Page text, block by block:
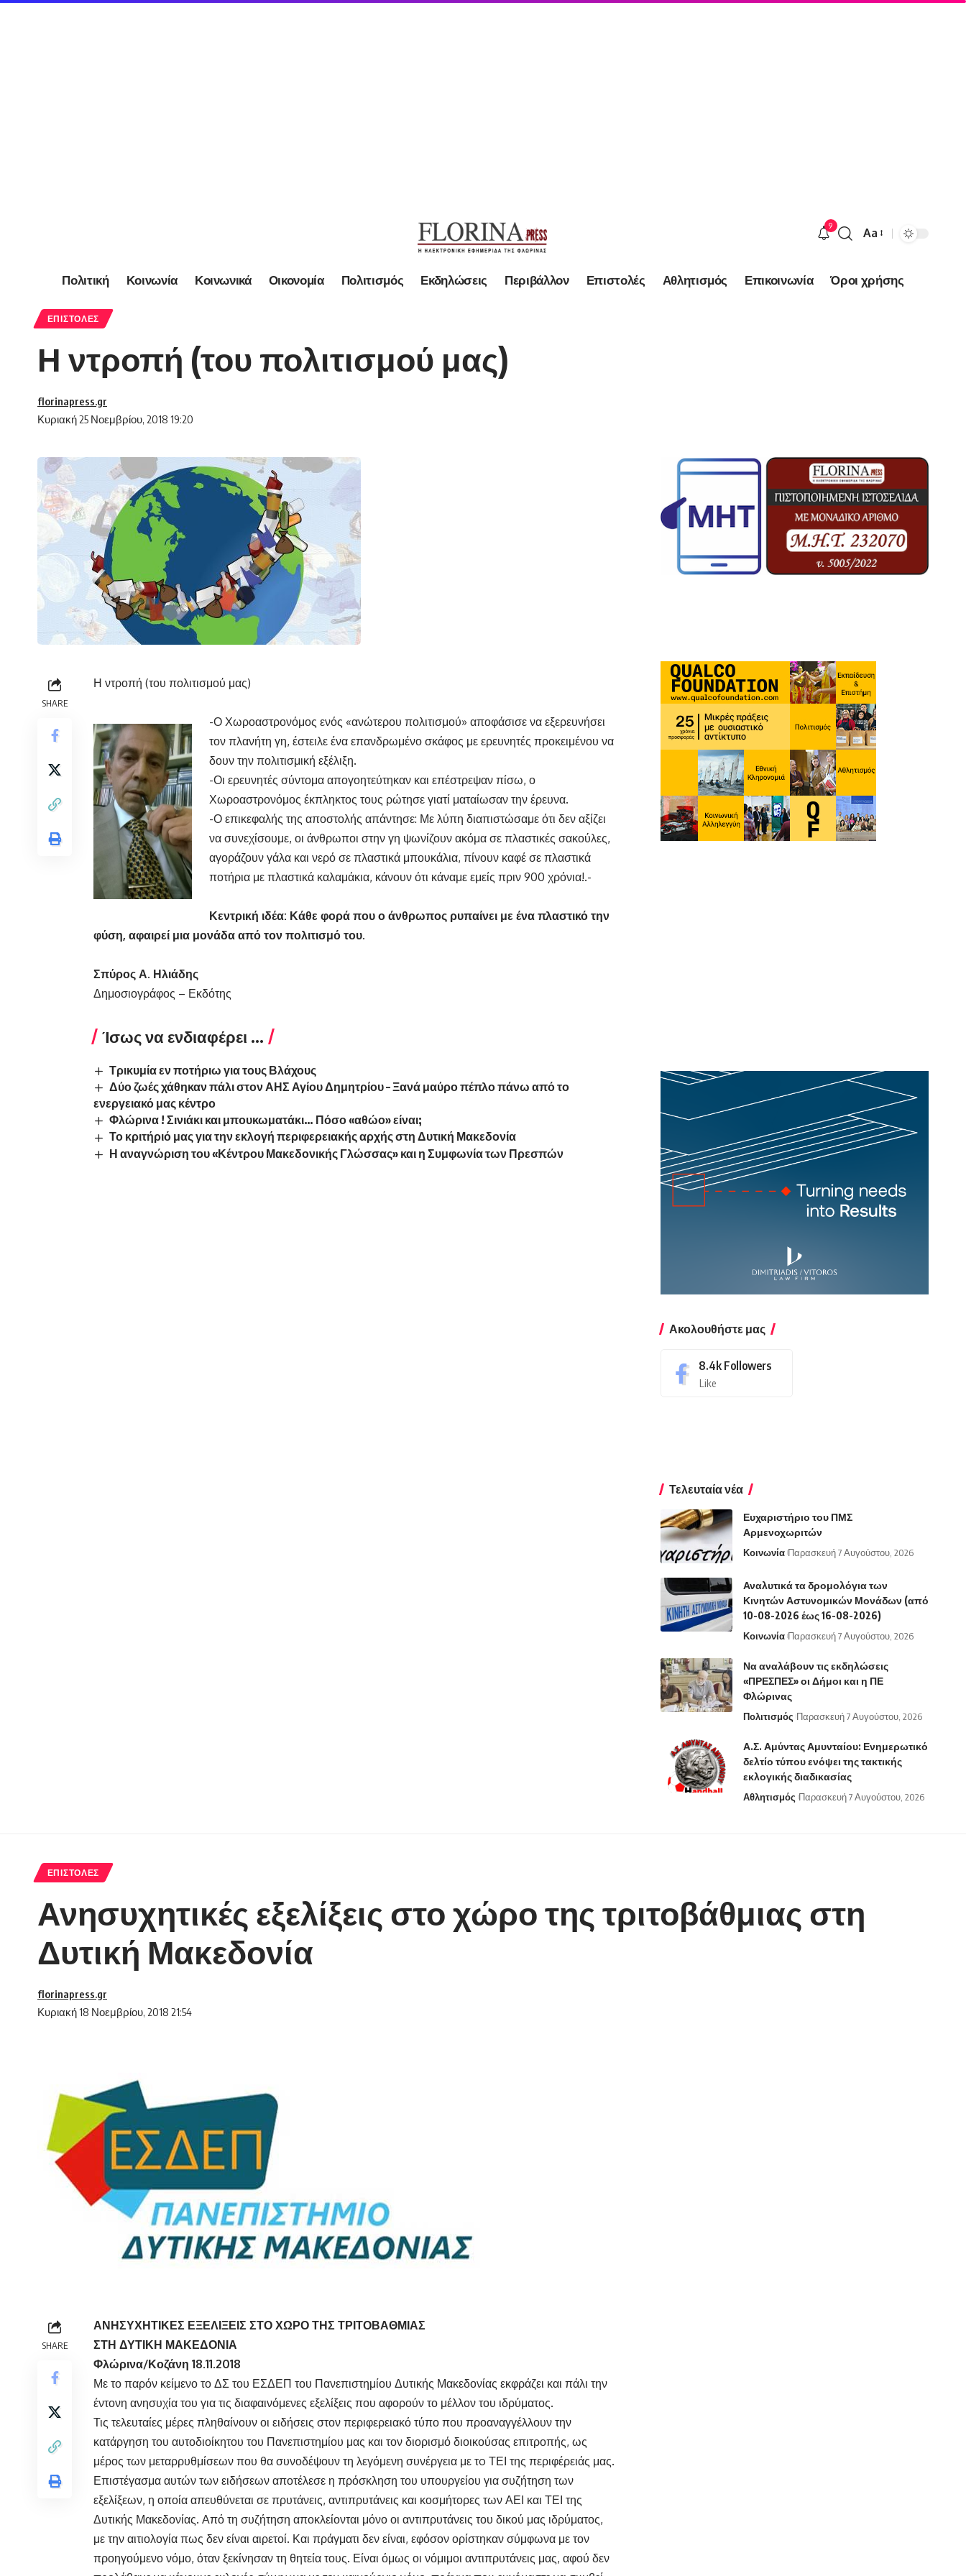
9
Font
Aa
Πολιτική Κοινωνία Κοινωνικά Οικονομία Πολιτισμός Εκδηλώσεις Περιβάλλον Επιστολές Αθλητισμός Επικοινωνία Όροι χρήσης
ΕΠΙΣΤΟΛΈΣ
Η ντροπή (του πολιτισμού μας)
Κυριακή 25 Νοεμβρίου, 2018 19:20
florinapress.gr
SHARE
Η ντροπή (του πολιτισμού μας)
-Ο Χωροαστρονόμος ενός «ανώτερου πολιτισμού» αποφάσισε να εξερευνήσει
τον πλανήτη γη, έστειλε ένα επανδρωμένο σκάφος με ερευνητές προκειμένου να
δουν την πολιτισμική εξέλιξη.
-Οι ερευνητές σύντομα απογοητεύτηκαν και επέστρεψαν πίσω, ο
Χωροαστρονόμος έκπληκτος τους ρώτησε γιατί ματαίωσαν την έρευνα.
-Ο επικεφαλής της αποστολής απάντησε: Με λύπη διαπιστώσαμε ότι δεν αξίζει
να συνεχίσουμε, οι άνθρωποι στην γη ψωνίζουν ακόμα σε πλαστικές σακούλες,
αγοράζουν γάλα και νερό σε πλαστικά μπουκάλια, πίνουν καφέ σε πλαστικά
ποτήρια με πλαστικά καλαμάκια, κάνουν ότι κάναμε εμείς πριν 900 χρόνια!.-
Κεντρική ιδέα: Κάθε φορά που ο άνθρωπος ρυπαίνει με ένα πλαστικό την
φύση, αφαιρεί μια μονάδα από τον πολιτισμό του.
Σπύρος Α. Ηλιάδης
Δημοσιογράφος – Εκδότης
Ίσως να ενδιαφέρει ...
Τρικυμία εν ποτήριω για τους Βλάχους
Δύο ζωές χάθηκαν πάλι στον ΑΗΣ Αγίου Δημητρίου – Ξανά μαύρο πέπλο πάνω από το
ενεργειακό μας κέντρο
Φλώρινα ! Σινιάκι και μπουκωματάκι… Πόσο «αθώο» είναι;
Το κριτήριό μας για την εκλογή περιφερειακής αρχής στη Δυτική Μακεδονία
Η αναγνώριση του «Κέντρου Μακεδονικής Γλώσσας» και η Συμφωνία των Πρεσπών
Ακολουθήστε μας
8.4k Followers
Like
Τελευταία νέα
Ευχαριστήριο του ΠΜΣ
Αρμενοχωριτών
Κοινωνία Παρασκευή 7 Αυγούστου, 2026
Αναλυτικά τα δρομολόγια των
Κινητών Αστυνομικών Μονάδων (από
10-08-2026 έως 16-08-2026)
Κοινωνία Παρασκευή 7 Αυγούστου, 2026
Να αναλάβουν τις εκδηλώσεις
«ΠΡΕΣΠΕΣ» οι Δήμοι και η ΠΕ
Φλώρινας
Πολιτισμός Παρασκευή 7 Αυγούστου, 2026
Α.Σ. Αμύντας Αμυνταίου: Ενημερωτικό
δελτίο τύπου ενόψει της τακτικής
εκλογικής διαδικασίας
Αθλητισμός Παρασκευή 7 Αυγούστου, 2026
ΕΠΙΣΤΟΛΈΣ
Ανησυχητικές εξελίξεις στο χώρο της τριτοβάθμιας στη
Δυτική Μακεδονία
Κυριακή 18 Νοεμβρίου, 2018 21:54
florinapress.gr
SHARE
ΑΝΗΣΥΧΗΤΙΚΕΣ ΕΞΕΛΙΞΕΙΣ ΣΤΟ ΧΩΡΟ ΤΗΣ ΤΡΙΤΟΒΑΘΜΙΑΣ
ΣΤΗ ΔΥΤΙΚΗ ΜΑΚΕΔΟΝΙΑ
Φλώρινα/Κοζάνη 18.11.2018
Με το παρόν κείμενο το ΔΣ του ΕΣΔΕΠ του Πανεπιστημίου Δυτικής Μακεδονίας εκφράζει και πάλι την
έντονη ανησυχία του για τις διαφαινόμενες εξελίξεις που αφορούν το μέλλον του ιδρύματος.
Τις τελευταίες μέρες πληθαίνουν οι ειδήσεις στον περιφερειακό τύπο που προαναγγέλλουν την
κατάργηση του αυτοδιοίκητου του Πανεπιστημίου μας και τον διορισμό διοικούσας επιτροπής, ως
μέρος των μεταρρυθμίσεων που θα συνοδέψουν τη λεγόμενη συνέργεια με τo ΤΕΙ της περιφέρειάς μας.
Επιστέγασμα αυτών των ειδήσεων αποτέλεσε η πρόσκληση του υπουργείου για συζήτηση των
εξελίξεων, η οποία απευθύνεται σε πρυτάνεις, αντιπρυτάνεις και κοσμήτορες των ΑΕΙ και ΤΕΙ της
Δυτικής Μακεδονίας. Από τη συζήτηση αποκλείονται μόνο οι αντιπρυτάνεις του δικού μας ιδρύματος,
με την αιτιολογία πως δεν είναι αιρετοί. Και πράγματι δεν είναι, εφόσον ορίστηκαν σύμφωνα με τον
προηγούμενο νόμο, όταν ξεκίνησαν τη θητεία τους. Είναι όμως οι νόμιμοι αντιπρυτάνεις μας, αφού δεν